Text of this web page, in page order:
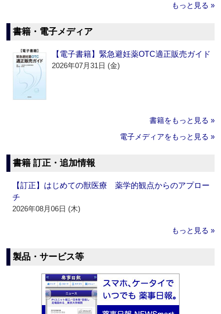
もっと見る »
書籍・電子メディア
【電子書籍】緊急避妊薬OTC適正販売ガイド
2026年07月31日 (金)
書籍をもっと見る »
電子メディアをもっと見る »
書籍 訂正・追加情報
【訂正】はじめての獣医療 薬学的観点からのアプロー
チ
2026年08月06日 (木)
もっと見る »
製品・サービス等